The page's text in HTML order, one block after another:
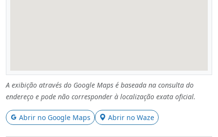
A exibição através do Google Maps é baseada na consulta do
endereço e pode não corresponder à localização exata oficial.
Abrir no Google Maps Abrir no Waze